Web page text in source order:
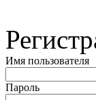
Имя пользователя
Пароль